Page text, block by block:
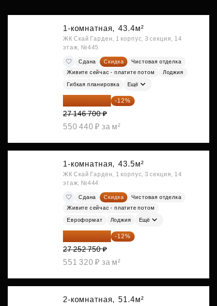
1-комнатная, 43.4м²
ЖК Скай Гарден, 1 корпус, 3 секция, 14
этаж, №445
Сдана Скидка
Чистовая отделка
Живите сейчас - платите потом
Лоджия
Гибкая планировка Ещё
23 889 096 ₽ -12%
27 146 700 ₽
550 440 ₽ за м²
1-комнатная, 43.5м²
ЖК Скай Гарден, 1 корпус, 3 секция, 14
этаж, №444
Сдана Скидка
Чистовая отделка
Живите сейчас - платите потом
Евроформат Лоджия Ещё
23 982 420 ₽ -12%
27 252 750 ₽
551 320 ₽ за м²
2-комнатная, 51.4м²